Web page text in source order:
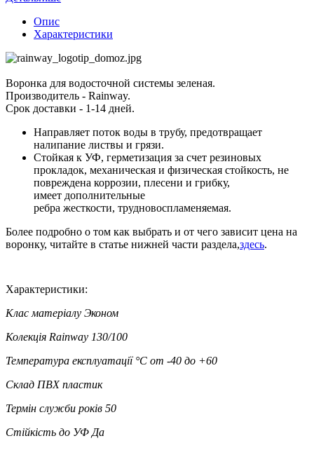
Опис
Характеристики
Воронка для водосточной системы зеленая.
Производитель - Rainway.
Срок доставки - 1-14 дней.
Направляет поток воды в трубу, предотвращает
налипание листвы и грязи.
Стойкая к УФ, герметизация за счет резиновых
прокладок, механическая и физическая стойкость, не
повреждена коррозии, плесени и грибку,
имеет дополнительные
ребра жесткости, трудновоспламеняемая.
Более подробно о том как выбрать и от чего зависит цена на
воронку, читайте в статье нижней части раздела,здесь.
Характеристики:
Клас матеріалу Эконом
Колекція Rainway 130/100
Температура експлуатації °C от -40 до +60
Склад ПВХ пластик
Термін служби років 50
Стійкість до УФ Да